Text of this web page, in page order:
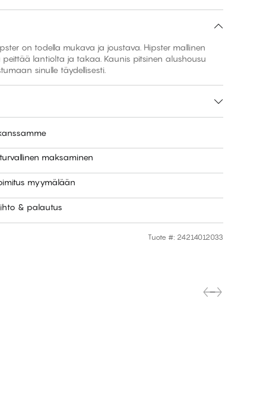
on todella mukava ja joustava. Hipster mallinen
peittää lantiolta ja takaa. Kaunis pitsinen alushousu
sinulle täydellisesti.
maksaminen
myymälään
& palautus
Tuote #: 24214012033